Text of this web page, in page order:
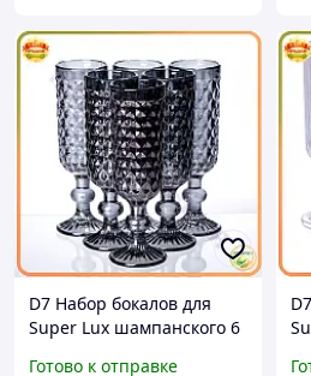
D7 Набор бокалов для
Super Lux шампанского 6
Готово к отправке